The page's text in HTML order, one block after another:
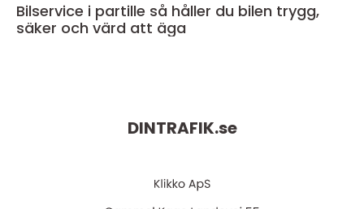
Bilservice i partille så håller du bilen trygg,
säker och värd att äga
DINTRAFIK.se